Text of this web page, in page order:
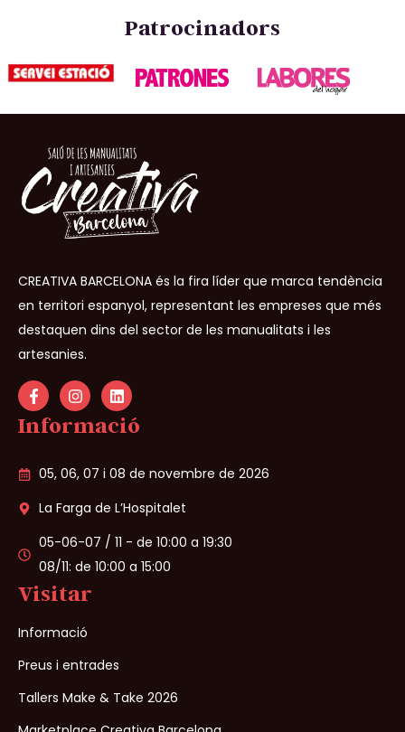
Patrocinadors
CREATIVA BARCELONA és la fira líder que marca tendència
en territori espanyol, representant les empreses que més
destaquen dins del sector de les manualitats i les
artesanies.
Informació
05, 06, 07 i 08 de novembre de 2026
La Farga de L’Hospitalet
05-06-07 / 11 - de 10:00 a 19:30
08/11: de 10:00 a 15:00
Visitar
Informació
Preus i entrades
Tallers Make & Take 2026